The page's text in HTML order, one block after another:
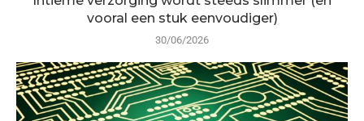
vooral een stuk eenvoudiger)
30/06/2026